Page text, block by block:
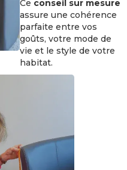
Ce conseil sur mesure
assure une cohérence
parfaite entre vos
goûts, votre mode de
vie et le style de votre
habitat.